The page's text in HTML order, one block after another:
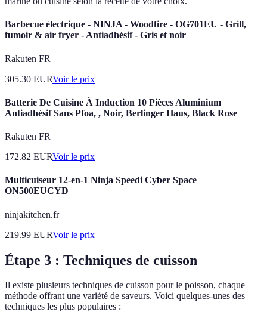
Barbecue électrique - NINJA - Woodfire - OG701EU - Grill,
fumoir & air fryer - Antiadhésif - Gris et noir
Rakuten FR
305.30 EURVoir le prix
Batterie De Cuisine À Induction 10 Pièces Aluminium
Antiadhésif Sans Pfoa, , Noir, Berlinger Haus, Black Rose
Rakuten FR
172.82 EURVoir le prix
Multicuiseur 12-en-1 Ninja Speedi Cyber Space
ON500EUCYD
ninjakitchen.fr
219.99 EURVoir le prix
Étape 3 : Techniques de cuisson
Il existe plusieurs techniques de cuisson pour le poisson, chaque
méthode offrant une variété de saveurs. Voici quelques-unes des
techniques les plus populaires :